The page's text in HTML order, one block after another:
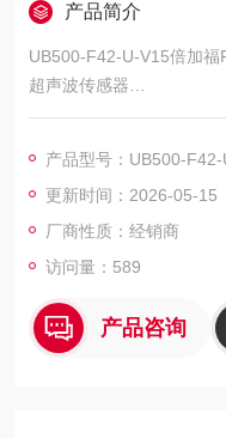
产品简介
UB500-F42-U-V15倍加福
超声波传感器
单头系统, 模拟量输出
产品型号：UB500-F42-
更新时间：2026-05-15
厂商性质：经销商
访问量：589
产品咨询